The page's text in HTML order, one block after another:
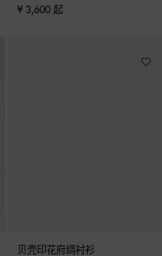
¥ 3,600 起
贝壳印花府绸衬衫